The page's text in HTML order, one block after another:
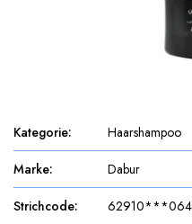
Kategorie: Haarshampoo
Marke: Dabur
Strichcode: